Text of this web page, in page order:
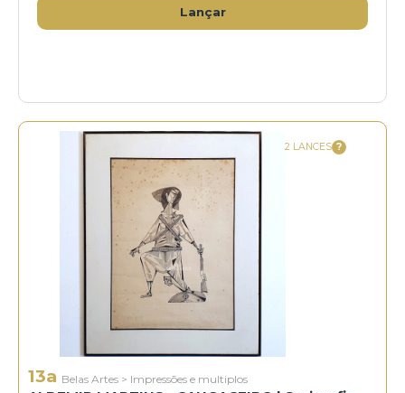
Lançar
13a Belas Artes > Impressões e multiplos
2 LANCES